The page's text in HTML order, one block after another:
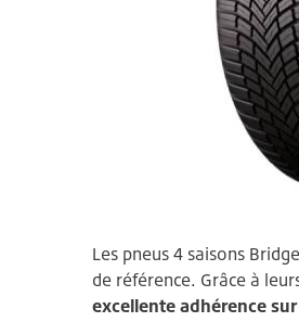
Les pneus 4 saisons
de référence. Grâce à
excellente adhérence